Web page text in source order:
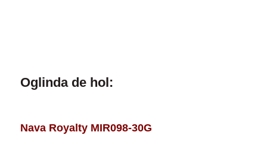
Oglinda de hol:
Nava Royalty ΜΙR098-30G